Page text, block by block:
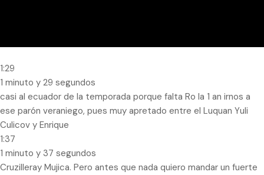
1:29
1 minuto y 29 segundos
casi al ecuador de la temporada porque falta Ro la 1 an irnos a
ese parón veraniego, pues muy apretado entre el Luquan Yuli
Culicov y Enrique
1:37
1 minuto y 37 segundos
Cruzilleray Mujica. Pero antes que nada quiero mandar un fuerte